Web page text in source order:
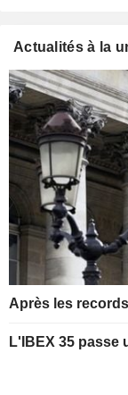
Actualités à la
Après les
L'IBEX 35 passe